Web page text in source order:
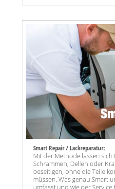
Smart Repair / Lackreparatur:
Mit der Methode lassen sich
Schrammen, Dellen oder
beseitigen, ohne die Teile
müssen. Was genau Smart
umfasst und wie der